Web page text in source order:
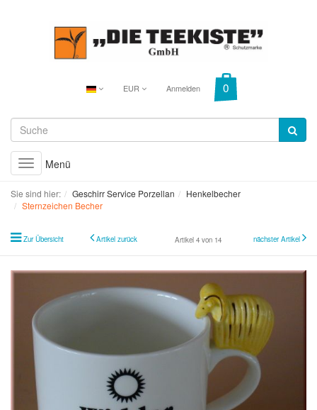
EUR Anmelden
Toggle
navigation
Menü
Sie sind hier: Geschirr Service Porzellan
Henkelbecher
Sternzeichen Becher
Zur Übersicht Artikel zurück Artikel 4 von 14 nächster Artikel